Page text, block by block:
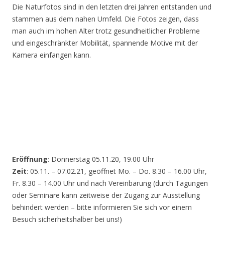
Die Naturfotos sind in den letzten drei Jahren entstanden und
stammen aus dem nahen Umfeld. Die Fotos zeigen, dass
man auch im hohen Alter trotz gesundheitlicher Probleme
und eingeschränkter Mobilität, spannende Motive mit der
Kamera einfangen kann.
Eröffnung: Donnerstag 05.11.20, 19.00 Uhr
Zeit: 05.11. – 07.02.21, geöffnet Mo. – Do. 8.30 – 16.00 Uhr,
Fr. 8.30 – 14.00 Uhr und nach Vereinbarung (durch Tagungen
oder Seminare kann zeitweise der Zugang zur Ausstellung
behindert werden – bitte informieren Sie sich vor einem
Besuch sicherheitshalber bei uns!)